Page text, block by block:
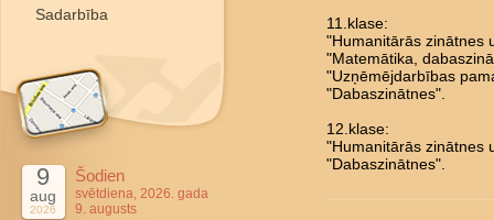
Sadarbība
9
aug
2026
Šodien
svētdiena, 2026. gada
9. augusts
11.klase:
"Humanitārās zinātnes
"Matemātika,
"Uzņēmējdarbības
"Dabaszinātnes".
12.klase:
"Humanitārās zinātnes
"Dabaszinātnes".